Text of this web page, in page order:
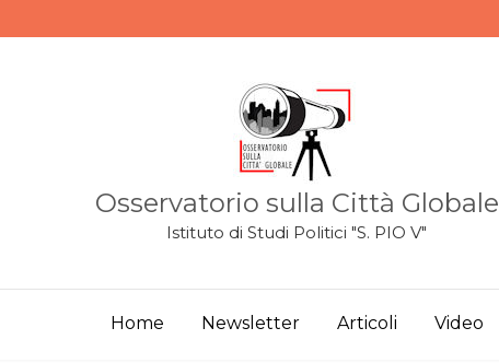
Osservatorio sulla Città Globale
Istituto di Studi Politici "S. PIO V"
Home Newsletter Articoli Video